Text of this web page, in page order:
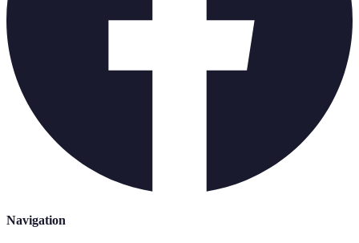
Navigation